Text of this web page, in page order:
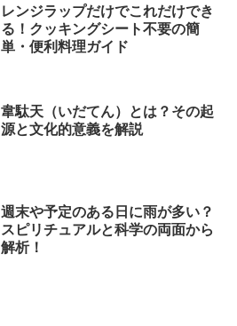
レンジラップだけでこれだけでき
る！クッキングシート不要の簡
単・便利料理ガイド
韋駄天（いだてん）とは？その起
源と文化的意義を解説
週末や予定のある日に雨が多い？
スピリチュアルと科学の両面から
解析！